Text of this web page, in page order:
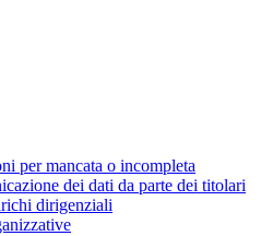
per mancata o incompleta
dei dati da parte dei titolari
dirigenziali